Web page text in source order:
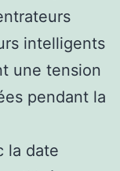
intelligents
une tension
pendant la
la date